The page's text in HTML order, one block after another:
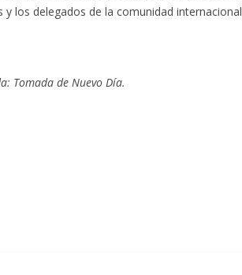
los delegados de la comunidad
Tomada de Nuevo Día.